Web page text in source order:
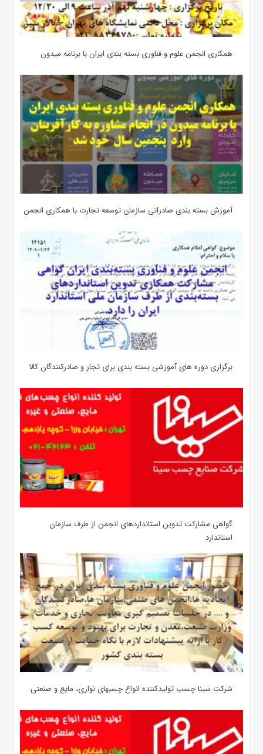
همکاری انجمن علوم و فناوری بسته بندی ایران با برنامه میدون
آموزش بسته بندی صادراتی سازمان توسعه تجارت با همکاری انجمن
برگزاری دوره های آموزشی بسته بندی برای تجار و صادرکنندگان کالا
گواهی مشارکت تدوین استانداردهای انجمن از طرف سازمان
استاندارد
شرکت سینا چسب تولیدکننده انواع چسبهای نواری، مایع و صنعتی